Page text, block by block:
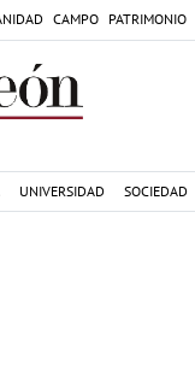
CAMPO PATRIMONIO
UNIVERSIDAD SOCIEDAD